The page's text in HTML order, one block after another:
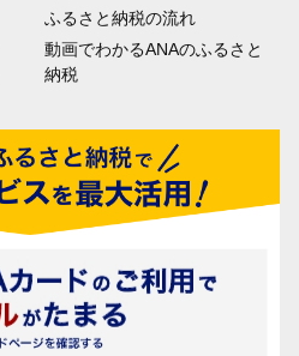
ふるさと納税の流れ
動画でわかるANAのふるさと
納税